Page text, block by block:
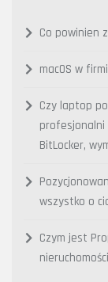
Co powinien
macOS w
Czy laptop
profesjonalni
BitLocker,
wszystko o
Czym jest